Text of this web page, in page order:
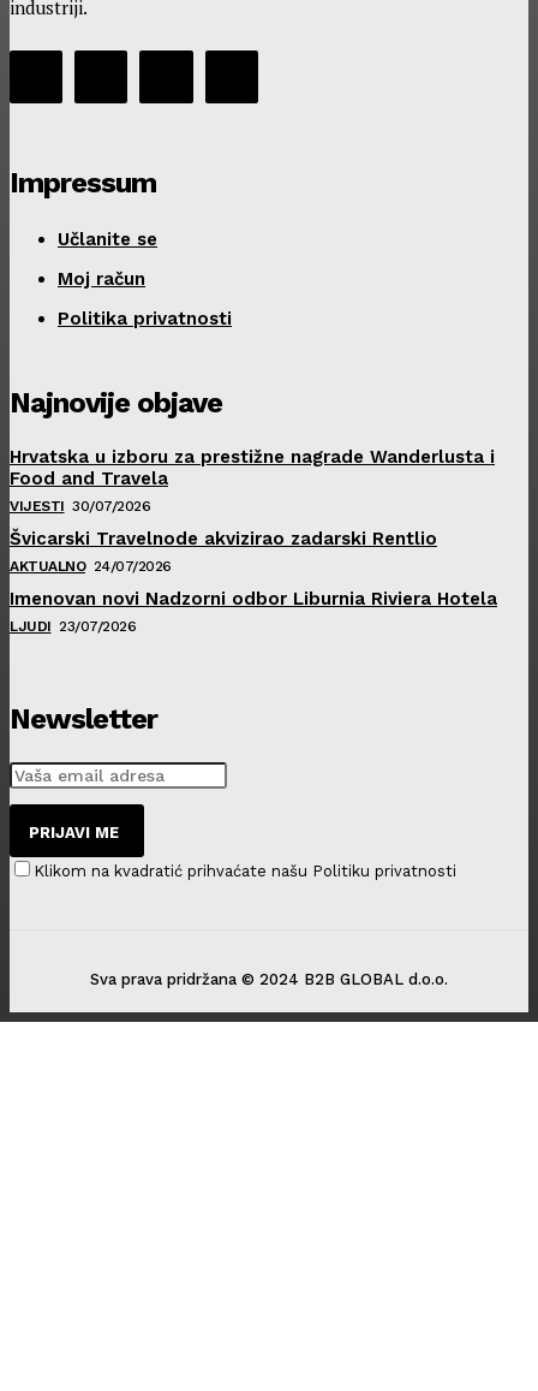
industriji.
Impressum
Učlanite se
Moj račun
Politika privatnosti
Najnovije objave
Hrvatska u izboru za prestižne nagrade Wanderlusta i
Food and Travela
VIJESTI 30/07/2026
Švicarski Travelnode akvizirao zadarski Rentlio
AKTUALNO 24/07/2026
Imenovan novi Nadzorni odbor Liburnia Riviera Hotela
LJUDI 23/07/2026
Newsletter
PRIJAVI ME
Klikom na kvadratić prihvaćate našu Politiku privatnosti
Sva prava pridržana © 2024 B2B GLOBAL d.o.o.